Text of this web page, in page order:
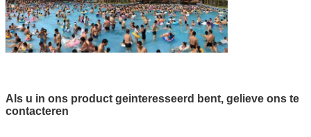
Als u in ons product geinteresseerd bent, gelieve ons te
contacteren